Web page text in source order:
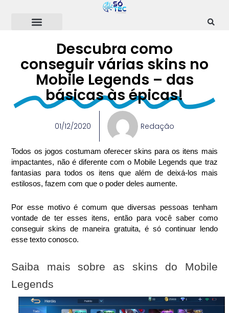
Descubra como
conseguir várias skins no
Mobile Legends – das
básicas às épicas!
01/12/2020 Redação
Todos os jogos costumam oferecer skins para os itens mais
impactantes, não é diferente com o Mobile Legends que traz
fantasias para todos os itens que além de deixá-los mais
estilosos, fazem com que o poder deles aumente.
Por esse motivo é comum que diversas pessoas tenham
vontade de ter esses itens, então para você saber como
conseguir skins de maneira gratuita, é só continuar lendo
esse texto conosco.
Saiba mais sobre as skins do Mobile
Legends